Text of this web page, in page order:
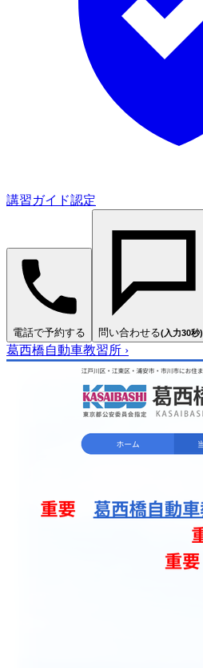
講習ガイド認定
電話で予約する 問い合わせる(入力30秒)
葛西橋自動車教習所 ›